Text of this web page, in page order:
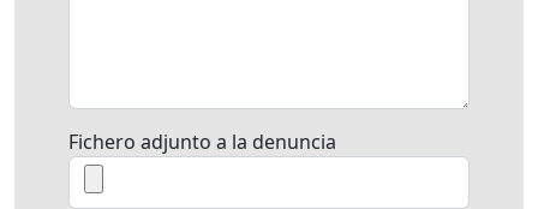
Fichero adjunto a la denuncia